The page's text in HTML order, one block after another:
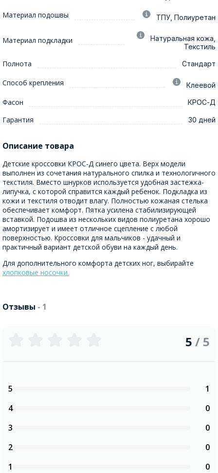
Материал подошвы ТПУ, Полиуретан
Материал подкладки
Натуральная кожа,
Текстиль
Полнота Стандарт
Способ крепления Клеевой
Фасон КРОС-Д
Гарантия 30 дней
Описание товара
Детские кроссовки КРОС-Д синего цвета. Верх модели
выполнен из сочетания натурального спилка и технологичного
текстиля. Вместо шнурков используется удобная застежка-
липучка, с которой справится каждый ребенок. Подкладка из
кожи и текстиля отводит влагу. Полностью кожаная стелька
обеспечивает комфорт. Пятка усилена стабилизирующей
вставкой. Подошва из нескольких видов полиуретана хорошо
амортизирует и имеет отличное сцепление с любой
поверхностью. Кроссовки для мальчиков - удачный и
практичный вариант детской обуви на каждый день.
Для дополнительного комфорта детских ног, выбирайте
хлопковые носочки.
Отзывы - 1
5 / 5
5
1
4
0
3
0
2
0
1
0